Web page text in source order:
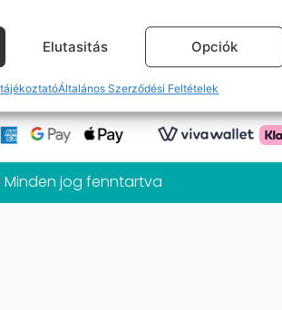
Elutasitás Opciók
Általános Szerződési Feltételek
Adatkezelési tájékoztató
Vélemények
Kapcsolat
jog fenntartva